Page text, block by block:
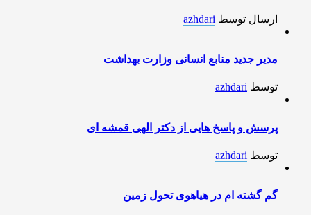
ارسال توسط azhdari
مدیر جدید منابع انسانی وزارت بهداشت
توسط azhdari
پرسش و پاسخ هایی از دکتر الهی قمشه ای
توسط azhdari
گم گشته ام در هیاهوی تحول زمین